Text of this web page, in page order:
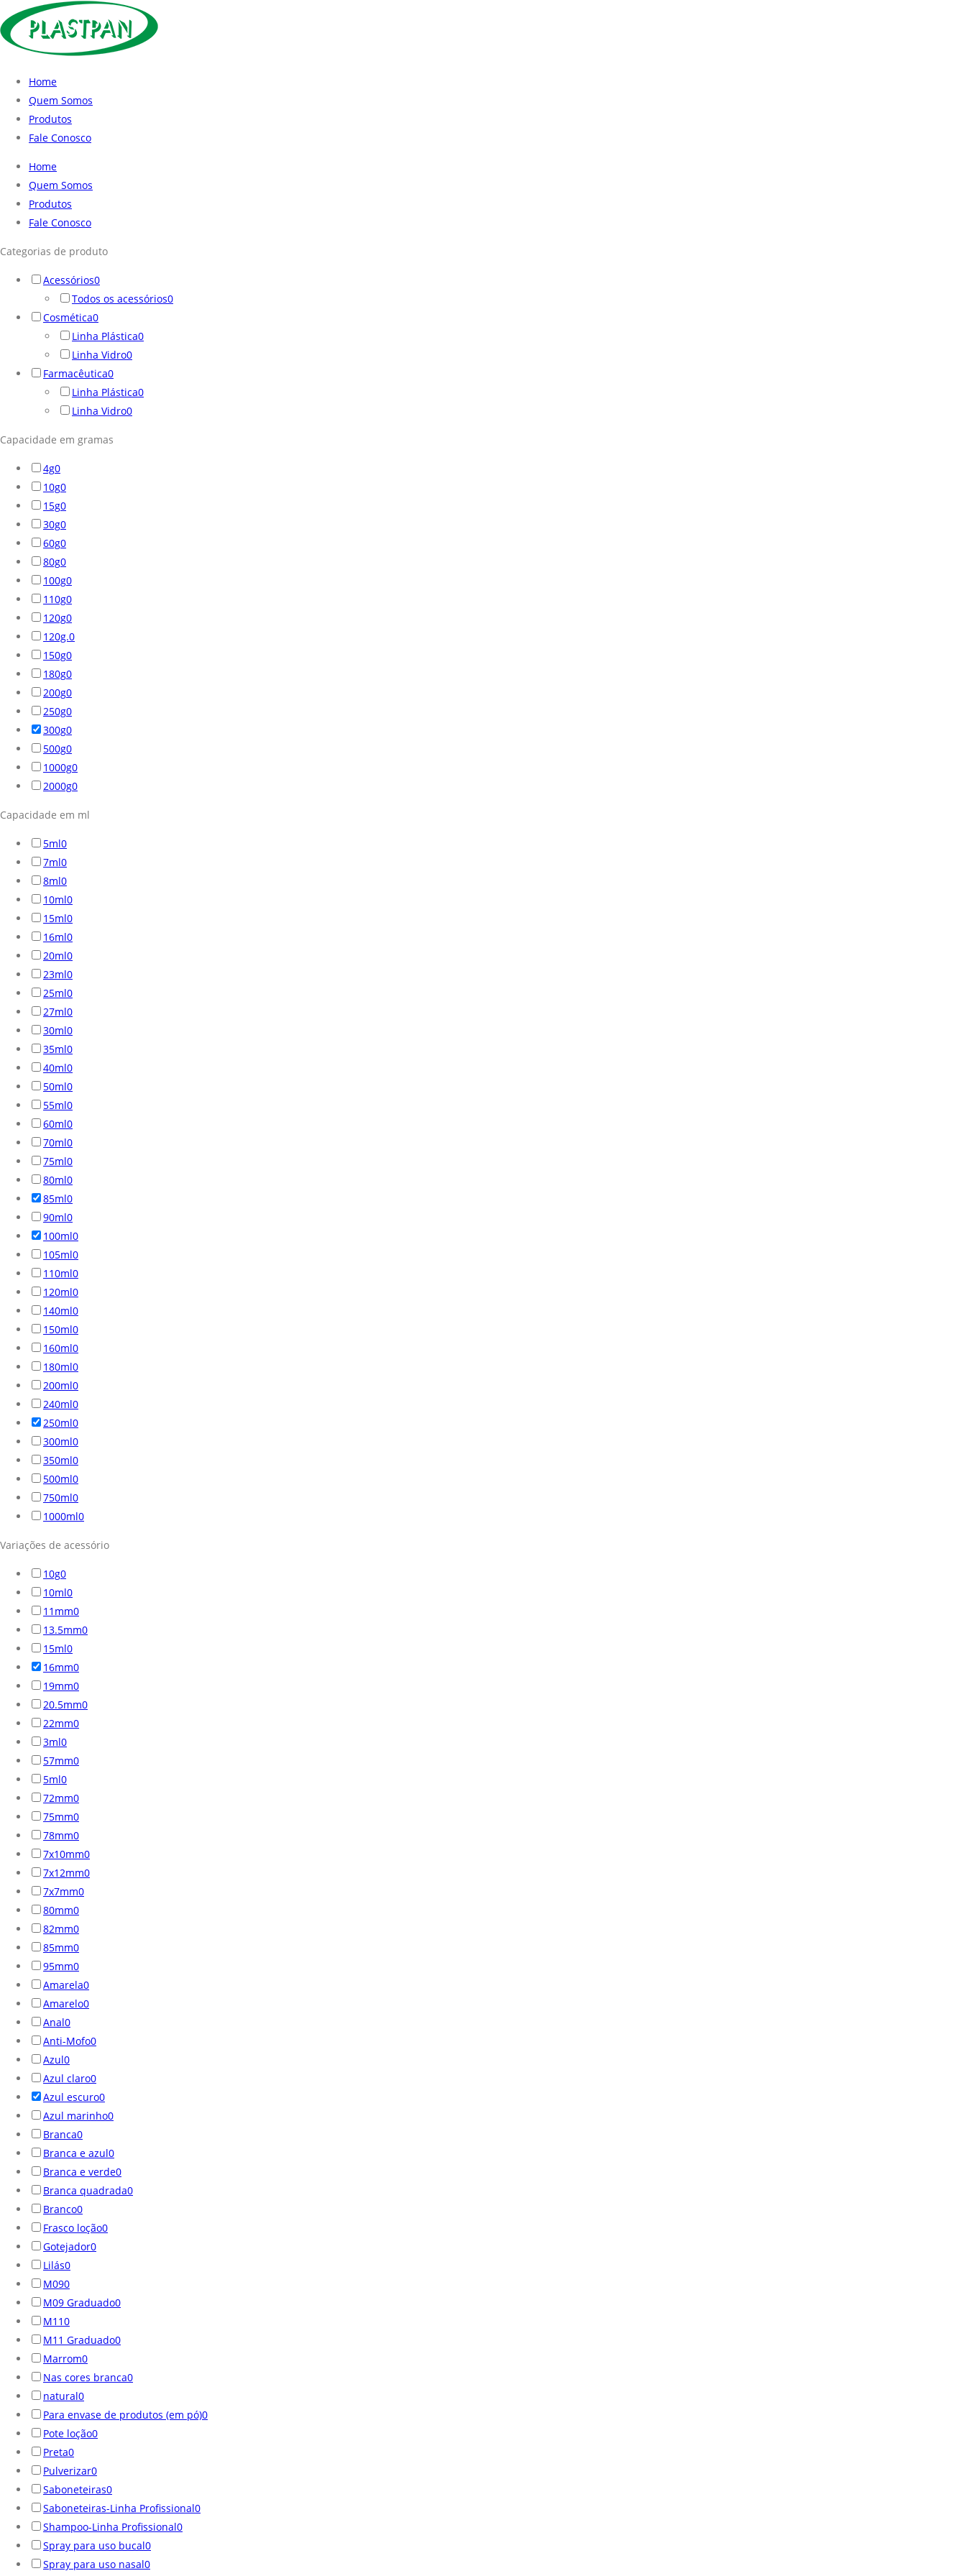
Home
Quem Somos
Produtos
Fale Conosco
Home
Quem Somos
Produtos
Fale Conosco
Categorias de produto
Acessórios0
Todos os acessórios0
Cosmética0
Linha Plástica0
Linha Vidro0
Farmacêutica0
Linha Plástica0
Linha Vidro0
Capacidade em gramas
4g0
10g0
15g0
30g0
60g0
80g0
100g0
110g0
120g0
120g.0
150g0
180g0
200g0
250g0
300g0
500g0
1000g0
2000g0
Capacidade em ml
5ml0
7ml0
8ml0
10ml0
15ml0
16ml0
20ml0
23ml0
25ml0
27ml0
30ml0
35ml0
40ml0
50ml0
55ml0
60ml0
70ml0
75ml0
80ml0
85ml0
90ml0
100ml0
105ml0
110ml0
120ml0
140ml0
150ml0
160ml0
180ml0
200ml0
240ml0
250ml0
300ml0
350ml0
500ml0
750ml0
1000ml0
Variações de acessório
10g0
10ml0
11mm0
13.5mm0
15ml0
16mm0
19mm0
20.5mm0
22mm0
3ml0
57mm0
5ml0
72mm0
75mm0
78mm0
7x10mm0
7x12mm0
7x7mm0
80mm0
82mm0
85mm0
95mm0
Amarela0
Amarelo0
Anal0
Anti-Mofo0
Azul0
Azul claro0
Azul escuro0
Azul marinho0
Branca0
Branca e azul0
Branca e verde0
Branca quadrada0
Branco0
Frasco loção0
Gotejador0
Lilás0
M090
M09 Graduado0
M110
M11 Graduado0
Marrom0
Nas cores branca0
natural0
Para envase de produtos (em pó)0
Pote loção0
Preta0
Pulverizar0
Saboneteiras0
Saboneteiras-Linha Profissional0
Shampoo-Linha Profissional0
Spray para uso bucal0
Spray para uso nasal0